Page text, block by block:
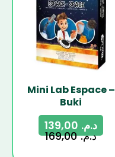
Mini Lab Espace –
Buki
د.م.169,00
د.م.